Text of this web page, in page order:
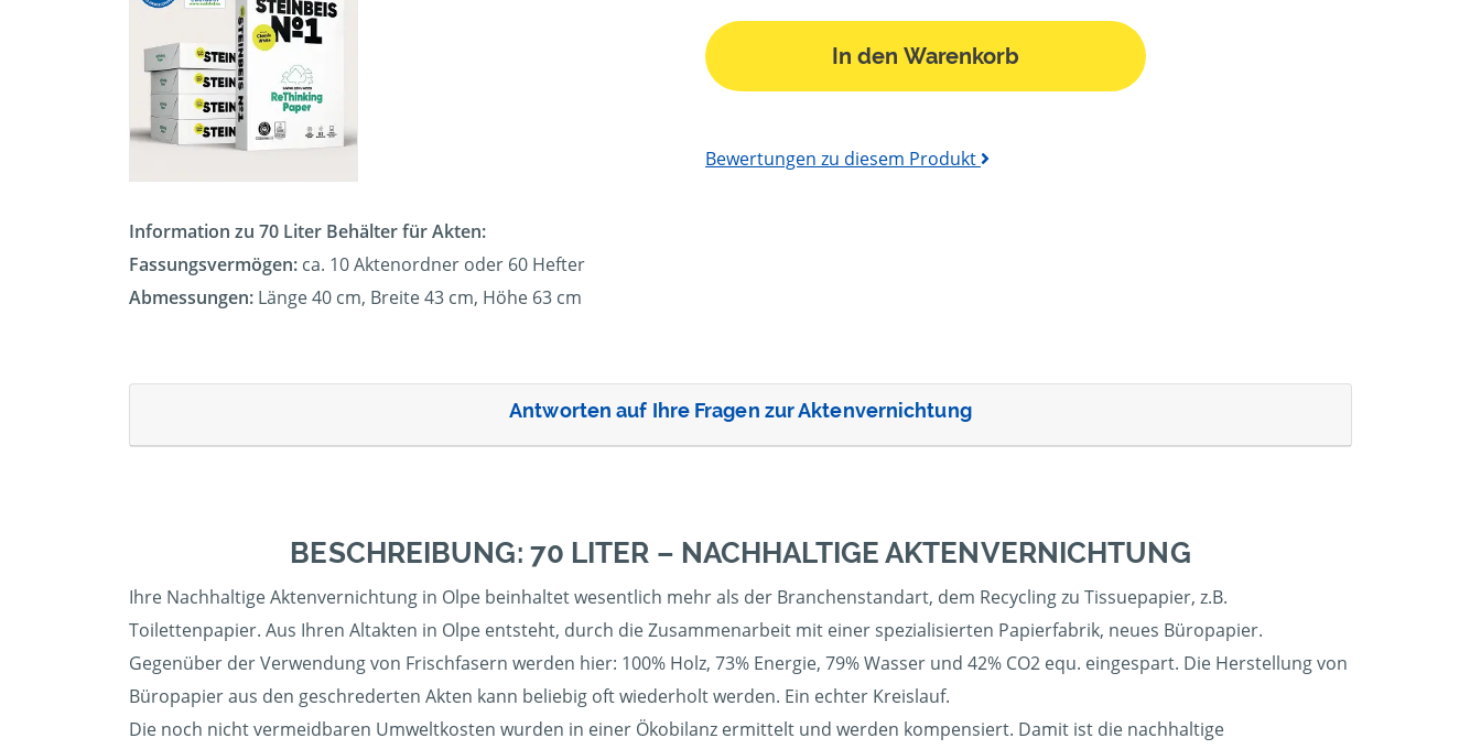
Information zu 70 Liter Behälter für Akten:
Fassungsvermögen: ca. 10 Aktenordner oder 60 Hefter
Abmessungen: Länge 40 cm, Breite 43 cm, Höhe 63 cm
In den Warenkorb
Bewertungen zu diesem Produkt
Antworten auf Ihre Fragen zur Aktenvernichtung
BESCHREIBUNG: 70 LITER – NACHHALTIGE AKTENVERNICHTUNG
Ihre Nachhaltige Aktenvernichtung in Olpe beinhaltet wesentlich mehr als der Branchenstandart, dem Recycling zu Tissuepapier, z.B.
Toilettenpapier. Aus Ihren Altakten in Olpe entsteht, durch die Zusammenarbeit mit einer spezialisierten Papierfabrik, neues Büropapier.
Gegenüber der Verwendung von Frischfasern werden hier: 100% Holz, 73% Energie, 79% Wasser und 42% CO2 equ. eingespart. Die Herstellung von
Büropapier aus den geschrederten Akten kann beliebig oft wiederholt werden. Ein echter Kreislauf.
Die noch nicht vermeidbaren Umweltkosten wurden in einer Ökobilanz ermittelt und werden kompensiert. Damit ist die nachhaltige